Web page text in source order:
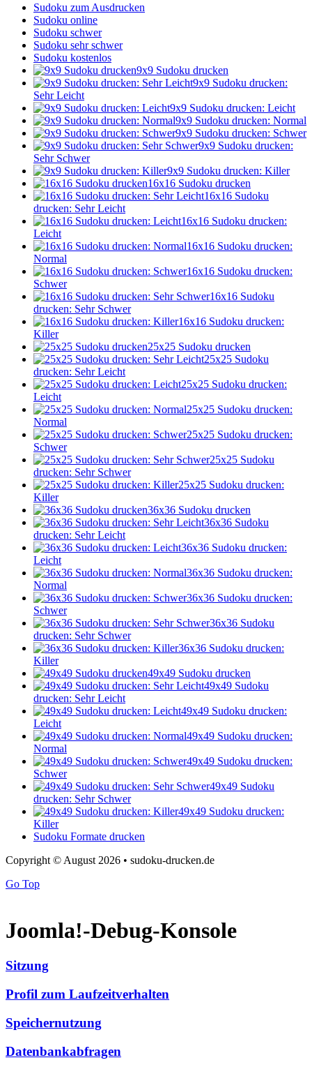
Sudoku zum Ausdrucken
Sudoku online
Sudoku schwer
Sudoku sehr schwer
Sudoku kostenlos
9x9 Sudoku drucken
9x9 Sudoku drucken:
Sehr Leicht
9x9 Sudoku drucken: Leicht
9x9 Sudoku drucken: Normal
9x9 Sudoku drucken: Schwer
9x9 Sudoku drucken:
Sehr Schwer
9x9 Sudoku drucken: Killer
16x16 Sudoku drucken
16x16 Sudoku
drucken: Sehr Leicht
16x16 Sudoku drucken:
Leicht
16x16 Sudoku drucken:
Normal
16x16 Sudoku drucken:
Schwer
16x16 Sudoku
drucken: Sehr Schwer
16x16 Sudoku drucken:
Killer
25x25 Sudoku drucken
25x25 Sudoku
drucken: Sehr Leicht
25x25 Sudoku drucken:
Leicht
25x25 Sudoku drucken:
Normal
25x25 Sudoku drucken:
Schwer
25x25 Sudoku
drucken: Sehr Schwer
25x25 Sudoku drucken:
Killer
36x36 Sudoku drucken
36x36 Sudoku
drucken: Sehr Leicht
36x36 Sudoku drucken:
Leicht
36x36 Sudoku drucken:
Normal
36x36 Sudoku drucken:
Schwer
36x36 Sudoku
drucken: Sehr Schwer
36x36 Sudoku drucken:
Killer
49x49 Sudoku drucken
49x49 Sudoku
drucken: Sehr Leicht
49x49 Sudoku drucken:
Leicht
49x49 Sudoku drucken:
Normal
49x49 Sudoku drucken:
Schwer
49x49 Sudoku
drucken: Sehr Schwer
49x49 Sudoku drucken:
Killer
Sudoku Formate drucken
Copyright © August 2026 • sudoku-drucken.de
Go Top
Joomla!-Debug-Konsole
Sitzung
Profil zum Laufzeitverhalten
Speichernutzung
Datenbankabfragen